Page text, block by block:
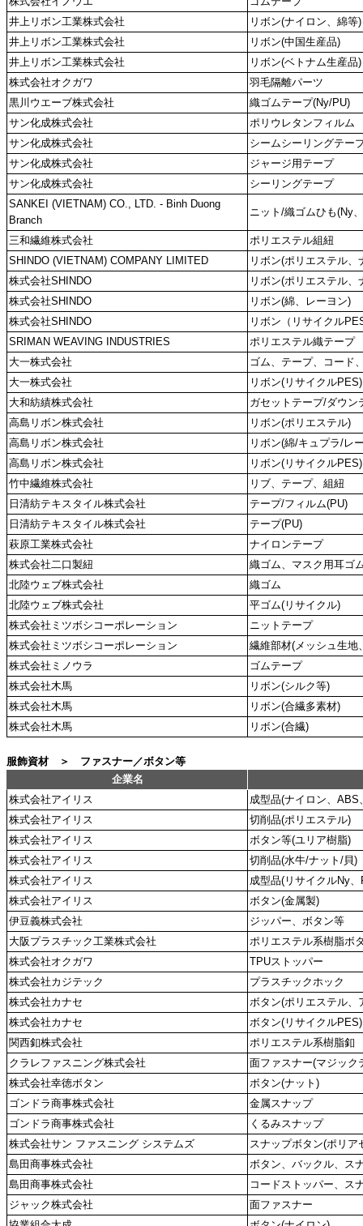
井上リボン工業株式会社
リボン(ナイロン、綿等)
井上リボン工業株式会社
リボン(中国生産品)
井上リボン工業株式会社
リボン(ベトナム生産品)
株式会社オクガワ
羽毛隔離パーツ
黒川ウエーブ株式会社
織ゴムテープ(Ny/PU)
サン化成株式会社
ポリウレタンフィルム
サン化成株式会社
シームシーリングテー
サン化成株式会社
ジャージ用テープ
サン化成株式会社
シーリングテープ
SANKEI (VIETNAM) CO., LTD. - Binh Duong
Branch
ニット/織ゴムひも(Ny
三和繊維株式会社
ポリエステル組紐
SHINDO (VIETNAM) COMPANY LIMITED
リボン(ポリエステル、
株式会社SHINDO
リボン(ポリエステル、
株式会社SHINDO
リボン(綿、レーヨン)
株式会社SHINDO
リボン（リサイクル
SRIMAN WEAVING INDUSTRIES
ポリエステル織テープ
大一株式会社
ゴム、テープ、コード
大一株式会社
リボン(リサイクルPES)
大和紡績株式会社
ガセットテープ/ダウン
高島リボン株式会社
リボン(ポリエステル)
高島リボン株式会社
リボン(綿/キュプラ/レ
高島リボン株式会社
リボン(リサイクルPES)
竹中繊維株式会社
リブ、テープ、組紐
日清紡テキスタイル株式会社
テープ/フィルム(PU)
日清紡テキスタイル株式会社
テープ(PU)
萩原工業株式会社
ナイロンテープ
株式会社二口製紐
織ゴム、マスク用耳ゴ
北陸ウェブ株式会社
織ゴム
北陸ウェブ株式会社
平ゴム(リサイクル)
株式会社ミツボシコーポレーション
ニットテープ
株式会社ミツボシコーポレーション
繊維部材(メッシュ生地
株式会社ミノウラ
ゴムテープ
株式会社木馬
リボン(シルク等)
株式会社木馬
リボン(合繊多素材)
株式会社木馬
リボン(合繊)
服飾資材 ＞ ファスナー／ボタン等
企業名
株式会社アイリス
成型品(ナイロン、ABS
株式会社アイリス
切削品(ポリエステル)
株式会社アイリス
ボタン等(ユリア樹脂)
株式会社アイリス
切削品(水牛/ナット/貝)
株式会社アイリス
成型品(リサイクルNy
株式会社アイリス
ボタン(金属製)
伊豆義株式会社
ジッパー、ボタン等
大阪プラスチック工業株式会社
ポリエステル系樹脂ボ
株式会社オクガワ
TPUストッパー
株式会社カジテック
プラスチックホック
株式会社カナセ
ボタン(ポリエステル、
株式会社カナセ
ボタン(リサイクルPES)
関西釦株式会社
ポリエステル系樹脂釦
クラレファスニング株式会社
面ファスナー(マジック
株式会社幸徳ボタン
ボタン(ナット)
ゴンドラ商事株式会社
金属スナップ
ゴンドラ商事株式会社
くるみスナップ
株式会社サン ファスニング システムズ
スナップボタン(ポリア
島田商事株式会社
ボタン、バックル、ス
島田商事株式会社
コードストッパー、ス
ジャック株式会社
面ファスナー